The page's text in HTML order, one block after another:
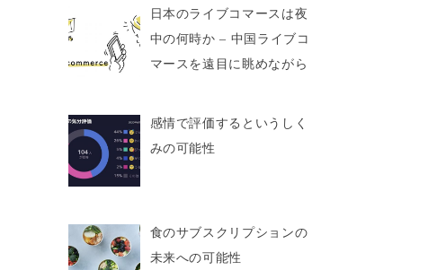
日本のライブコマースは夜
中の何時か – 中国ライブコ
マースを遠目に眺めながら
感情で評価するというしく
みの可能性
食のサブスクリプションの
未来への可能性